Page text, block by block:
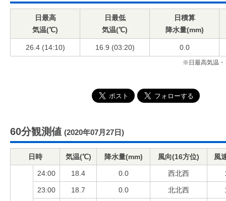
日最高
気温(℃)
日最低
気温(℃)
日積算
降水量(mm)
26.4 (14:10) 16.9 (03:20) 0.0
※日最高気温・
60分観測値 (2020年07月27日)
日時 気温(℃) 降水量(mm) 風向(16方位) 風
24:00 18.4 0.0 西北西
23:00 18.7 0.0 北北西